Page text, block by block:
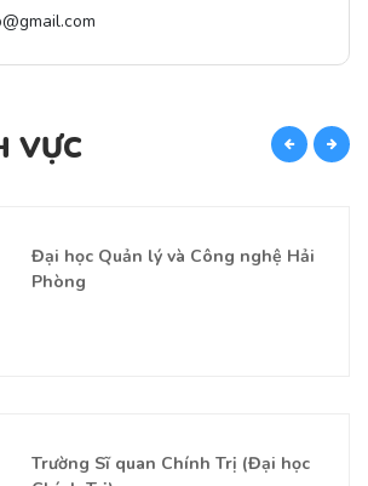
VỰC
Đại học Quản lý và Công nghệ Hải
Phòng
Trường Sĩ quan Chính Trị (Đại học